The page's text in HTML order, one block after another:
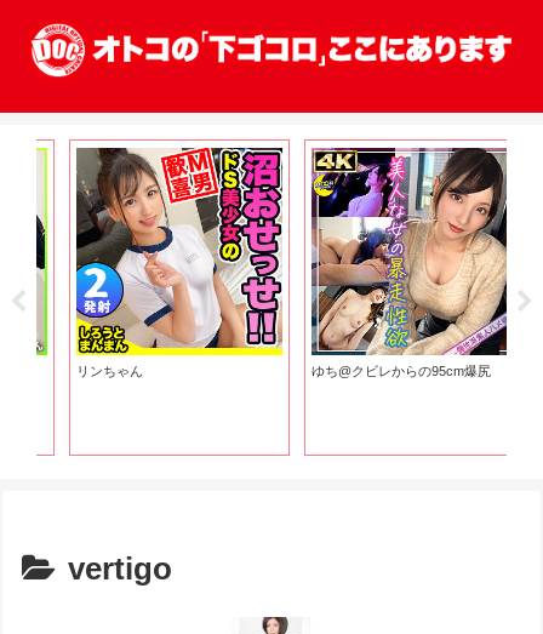
リンちゃん ゆち@クビレからの95cm爆尻
vertigo